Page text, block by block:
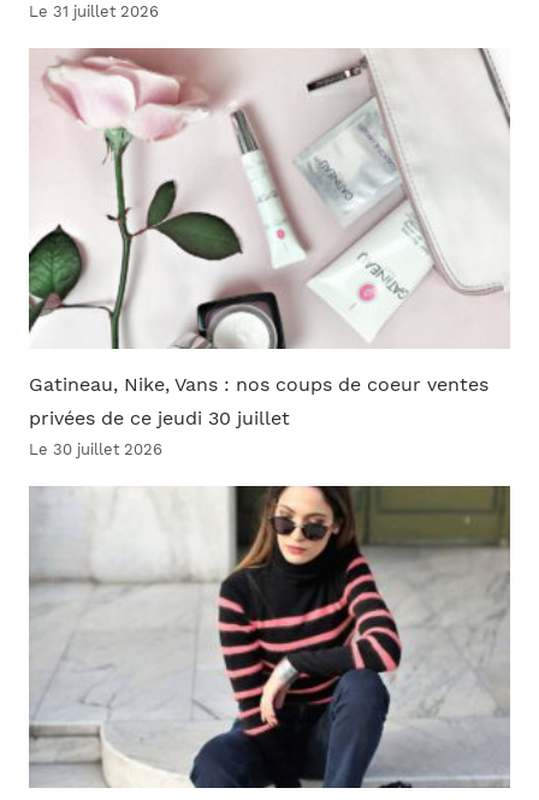
Le 31 juillet 2026
Gatineau, Nike, Vans : nos coups de coeur ventes
privées de ce jeudi 30 juillet
Le 30 juillet 2026